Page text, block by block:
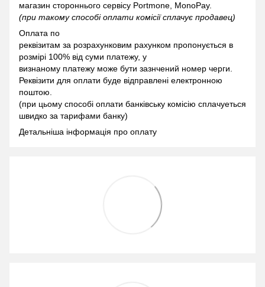
магазин стороннього сервісу Portmone, MonoPay.
(при такому способі оплати комісії сплачує продавец)
Оплата по
реквізитам за розрахунковим рахунком пропонується в
розмірі 100% від суми платежу, у
визнаному платежу може бути зазнчений номер черги.
Реквізити для оплати буде відправлені електронною
поштою.
(при цьому способі оплати банківську комісію сплачуеться
швидко за тарифами банку)
Детальніша інформація про оплату